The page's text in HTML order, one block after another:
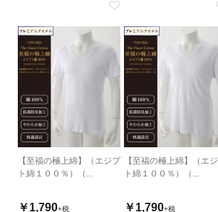
【至福の極上綿】（エジプ
ト綿１００％）（...
￥1,790+税
【至福の極上綿】（エ
ト綿１００％）（...
￥1,790+税